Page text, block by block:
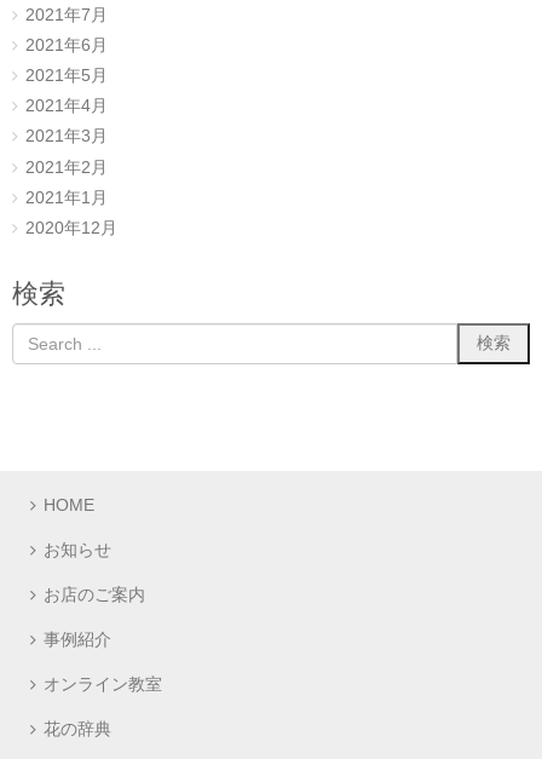
2021年7月
2021年6月
2021年5月
2021年4月
2021年3月
2021年2月
2021年1月
2020年12月
検索
HOME
お知らせ
お店のご案内
事例紹介
オンライン教室
花の辞典